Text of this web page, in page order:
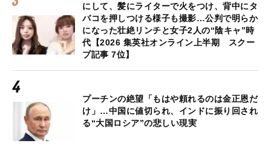
にして、髪にライターで火をつけ、背中にタ
バコを押しつける様子も撮影…公判で明らか
になった壮絶リンチと女子2人の“陰キャ”時
代【2026 集英社オンライン上半期 スクー
プ記事 7位】
プーチンの絶望「もはや頼れるのは金正恩だ
け」…中国に値切られ、インドに振り回され
る“大国ロシア”の悲しい現実